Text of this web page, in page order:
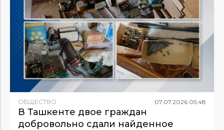
ОБЩЕСТВО 07.07.2026 05:48
В Ташкенте двое граждан
добровольно сдали найденное